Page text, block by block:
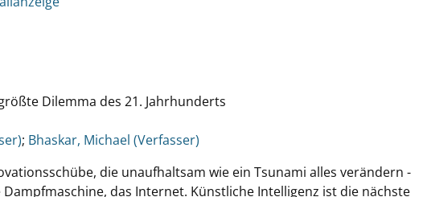
Dilemma des 21. Jahrhunderts
; Bhaskar, Michael (Verfasser)
die unaufhaltsam wie ein Tsunami alles verändern -
das Internet. Künstliche Intelligenz ist die nächste